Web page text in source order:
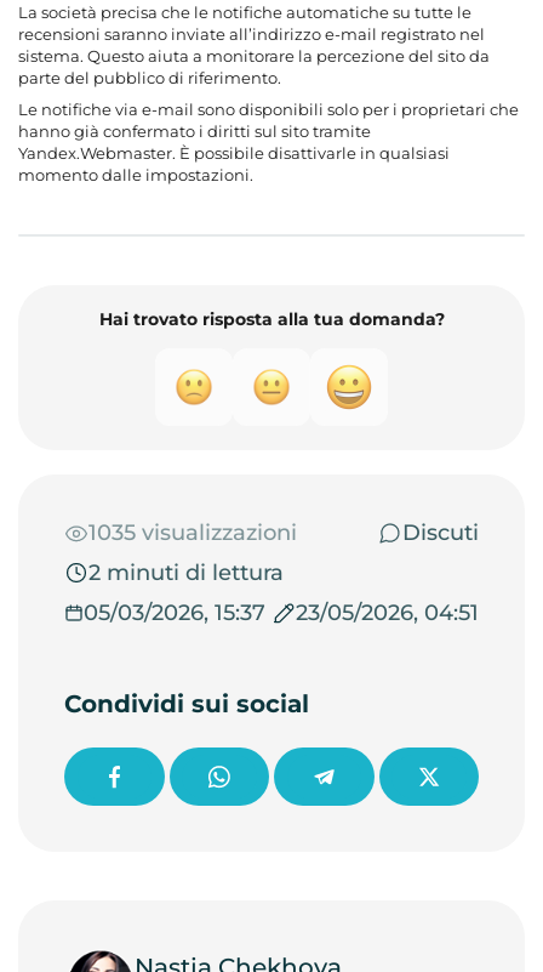
La società precisa che le notifiche automatiche su tutte le
recensioni saranno inviate all’indirizzo e-mail registrato nel
sistema. Questo aiuta a monitorare la percezione del sito da
parte del pubblico di riferimento.
Le notifiche via e-mail sono disponibili solo per i proprietari che
hanno già confermato i diritti sul sito tramite
Yandex.Webmaster. È possibile disattivarle in qualsiasi
momento dalle impostazioni.
Hai trovato risposta alla tua domanda?
1035 visualizzazioni
Discuti
2 minuti di lettura
05/03/2026, 15:37
23/05/2026, 04:51
Condividi sui social